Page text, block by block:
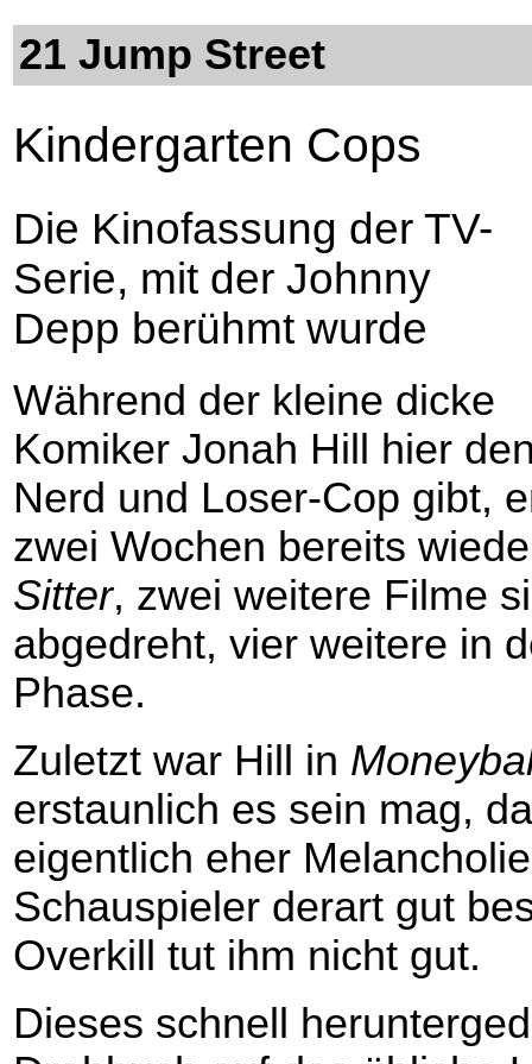
21 Jump Street
Kindergarten Cops
Die Kinofassung der TV-
Serie, mit der Johnny
Depp berühmt wurde
Während der kleine dicke
Komiker Jonah Hill hier
Nerd und Loser-Cop gibt,
zwei Wochen bereits
Sitter, zwei weitere Filme
abgedreht, vier weitere in
Phase.
Zuletzt war Hill in
erstaunlich es sein mag,
eigentlich eher
Schauspieler derart gut
Overkill tut ihm nicht gut.
Dieses schnell